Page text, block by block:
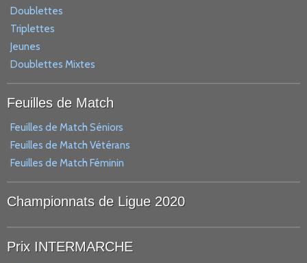
Doublettes
Triplettes
Jeunes
Doublettes Mixtes
Feuilles de Match
Feuilles de Match Séniors
Feuilles de Match Vétérans
Feuilles de Match Féminin
Championnats de Ligue 2020
Prix INTERMARCHE